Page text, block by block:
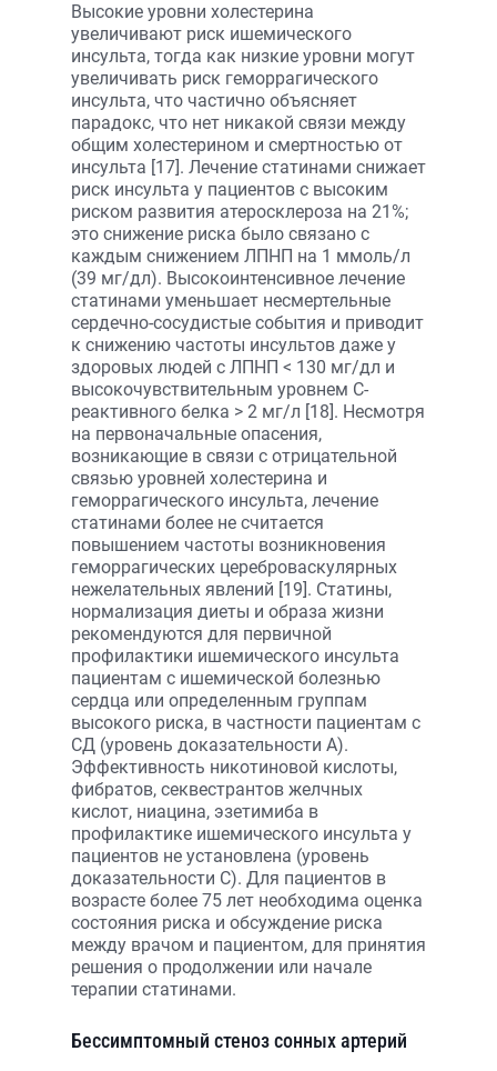
Высокие уровни холестерина
увеличивают риск ишемического
инсульта, тогда как низкие уровни могут
увеличивать риск геморрагического
инсульта, что частично объясняет
парадокс, что нет никакой связи между
общим холестерином и смертностью от
инсульта [17]. Лечение статинами снижает
риск инсульта у пациентов с высоким
риском развития атеросклероза на 21%;
это снижение риска было связано с
каждым снижением ЛПНП на 1 ммоль/л
(39 мг/дл). Высокоинтенсивное лечение
статинами уменьшает несмертельные
сердечно-сосудистые события и приводит
к снижению частоты инсультов даже у
здоровых людей с ЛПНП < 130 мг/дл и
высокочувствительным уровнем С-
реактивного белка > 2 мг/л [18]. Несмотря
на первоначальные опасения,
возникающие в связи с отрицательной
связью уровней холестерина и
геморрагического инсульта, лечение
статинами более не считается
повышением частоты возникновения
геморрагических цереброваскулярных
нежелательных явлений [19]. Статины,
нормализация диеты и образа жизни
рекомендуются для первичной
профилактики ишемического инсульта
пациентам с ишемической болезнью
сердца или определенным группам
высокого риска, в частности пациентам с
СД (уровень доказательности A).
Эффективность никотиновой кислоты,
фибратов, секвестрантов желчных
кислот, ниацина, эзетимиба в
профилактике ишемического инсульта у
пациентов не установлена (уровень
доказательности C). Для пациентов в
возрасте более 75 лет необходима оценка
состояния риска и обсуждение риска
между врачом и пациентом, для принятия
решения о продолжении или начале
терапии статинами.
Бессимптомный стеноз сонных артерий